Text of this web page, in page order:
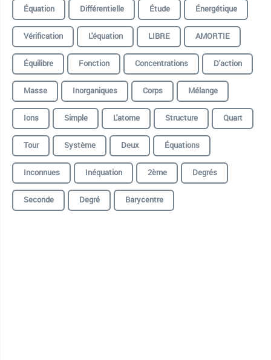
Équation
Différentielle Étude
Énergétique
Vérification
L'équation LIBRE
AMORTIE
Équilibre
Fonction Concentrations
D'action
Masse
Inorganiques Corps
Mélange
Ions
Simple L'atome Structure
Quart
Tour
Système Deux
Équations
Inconnues
Inéquation 2ème
Degrés
Seconde
Degré Barycentre